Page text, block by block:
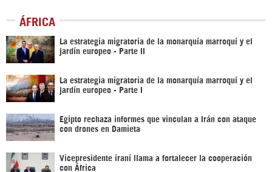
ÁFRICA
La estrategia migratoria de la monarquía marroquí y el
jardín europeo - Parte II
La estrategia migratoria de la monarquía marroquí y el
jardín europeo - Parte I
Egipto rechaza informes que vinculan a Irán con ataque
con drones en Damieta
Vicepresidente iraní llama a fortalecer la cooperación
con África